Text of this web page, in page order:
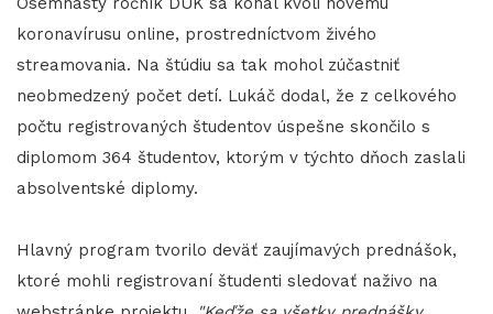
koronavírusu online, prostredníctvom živého
streamovania. Na štúdiu sa tak mohol zúčastniť
neobmedzený počet detí. Lukáč dodal, že z celkového
počtu registrovaných študentov úspešne skončilo s
diplomom 364 študentov, ktorým v týchto dňoch zaslali
absolventské diplomy.
Hlavný program tvorilo deväť zaujímavých prednášok,
ktoré mohli registrovaní študenti sledovať naživo na